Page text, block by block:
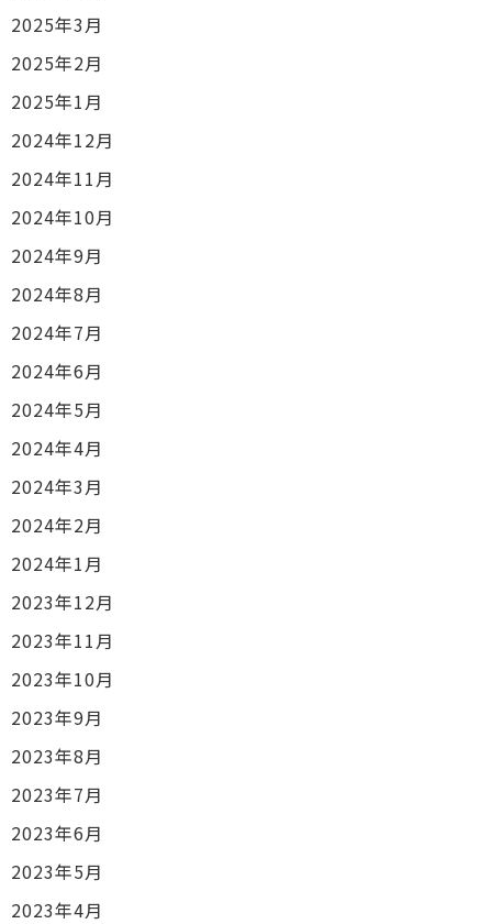
2025年3月
2025年2月
2025年1月
2024年12月
2024年11月
2024年10月
2024年9月
2024年8月
2024年7月
2024年6月
2024年5月
2024年4月
2024年3月
2024年2月
2024年1月
2023年12月
2023年11月
2023年10月
2023年9月
2023年8月
2023年7月
2023年6月
2023年5月
2023年4月